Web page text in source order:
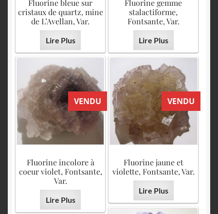
Fluorine bleue sur
cristaux de quartz, mine
de L’Avellan, Var.
Lire Plus
Fluorine gemme
stalactiforme,
Fontsante, Var.
Lire Plus
VENDU
Fluorine incolore à
coeur violet, Fontsante,
Var.
Lire Plus
VENDU
Fluorine jaune et
violette, Fontsante, Var.
Lire Plus